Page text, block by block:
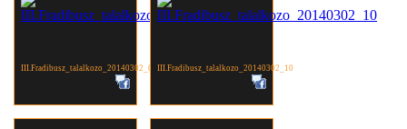
III.Fradibusz_talalkozo_20140302_09 III.Fradibusz_talalkozo_20140302_10